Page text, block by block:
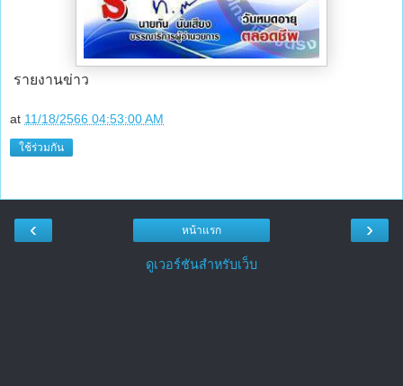
รายงานข่าว
at 11/18/2566 04:53:00 AM
ใช้ร่วมกัน
‹ ›
หน้าแรก
ดูเวอร์ชันสำหรับเว็บ